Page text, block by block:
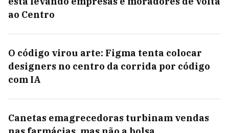
ao Centro
O código virou arte: Figma tenta colocar
designers no centro da corrida por código
com IA
Canetas emagrecedoras turbinam vendas